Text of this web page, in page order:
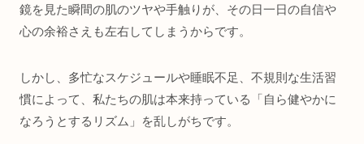
鏡を見た瞬間の肌のツヤや手触りが、その日一日の自信や
心の余裕さえも左右してしまうからです。
しかし、多忙なスケジュールや睡眠不足、不規則な生活習
慣によって、私たちの肌は本来持っている「自ら健やかに
なろうとするリズム」を乱しがちです。